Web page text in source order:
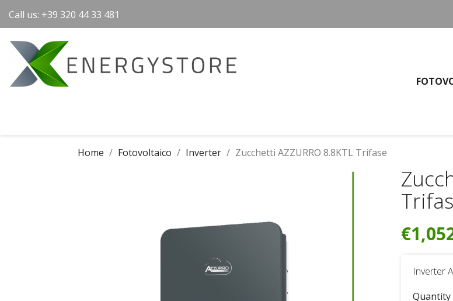
Call us: +39 320 44 33 481
Home Fotovoltaico Inverter Zucchetti AZZURRO 8.8KTL Trifase
Inverter
Quantity